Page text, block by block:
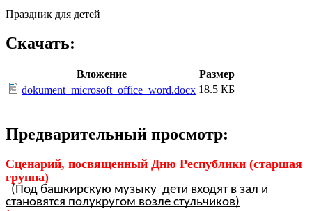
Праздник для детей
Скачать:
Вложение
Размер
dokument_microsoft_office_word.docx 18.5 КБ
Предварительный просмотр:
Сценарий, посвященный Дню Республики (старшая
группа)
(Под башкирскую музыку дети входят в зал и
становятся полукругом возле стульчиков)